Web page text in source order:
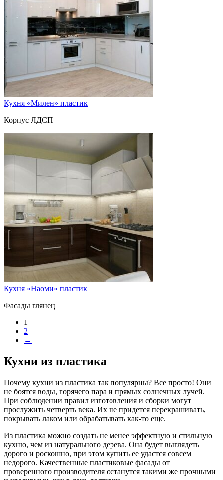
Кухня «Милен» пластик
Корпус ЛДСП
Кухня «Наоми» пластик
Фасады глянец
1
2
→
Кухни из пластика
Почему кухни из пластика так популярны? Все просто! Они
не боятся воды, горячего пара и прямых солнечных лучей.
При соблюдении правил изготовления и сборки могут
прослужить четверть века. Их не придется перекрашивать,
покрывать лаком или обрабатывать как-то еще.
Из пластика можно создать не менее эффектную и стильную
кухню, чем из натурального дерева. Она будет выглядеть
дорого и роскошно, при этом купить ее удастся совсем
недорого. Качественные пластиковые фасады от
проверенного производителя останутся такими же прочными